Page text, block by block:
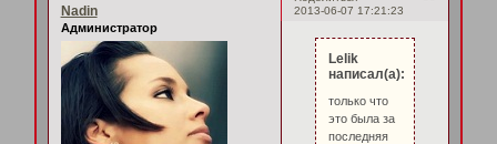
2013-06-07 17:21:23
Nadin
Администратор
Lelik
написал(а):
только что
это была за
последняя